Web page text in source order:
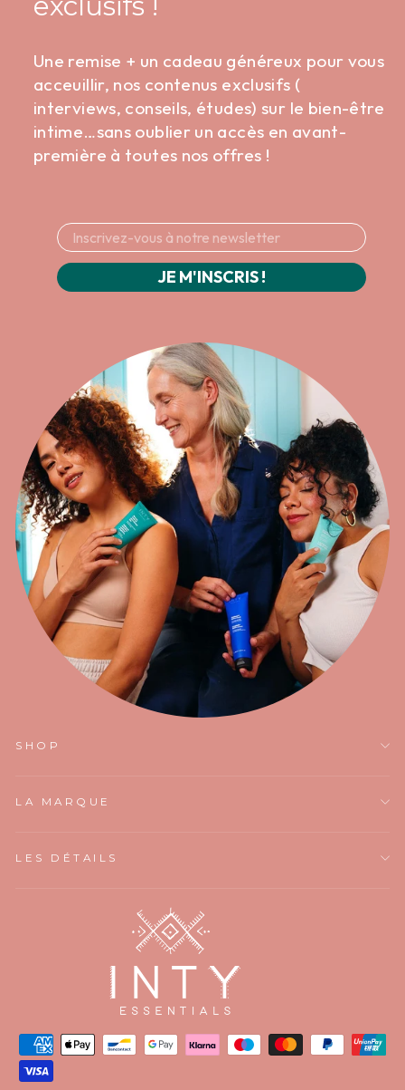
Une remise + un cadeau généreux pour vous
acceuillir, nos contenus exclusifs (
interviews, conseils, études) sur le bien-être
intime…sans oublier un accès en avant-
première à toutes nos offres !
JE M'INSCRIS !
SHOP
LA MARQUE
LES DÉTAILS